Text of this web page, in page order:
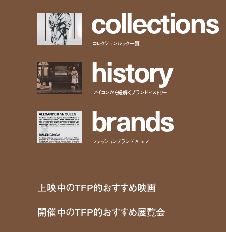
collections
コレクションルック一覧
history
アイコンから紐解くブランドヒストリー
brands
ファッションブランド A to Z
上映中のTFP的おすすめ映画
開催中のTFP的おすすめ展覧会